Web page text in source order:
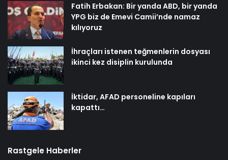
Fatih Erbakan: Bir yanda ABD, bir yanda
YPG biz de Emevi Camii’nde namaz
kılıyoruz
İhraçları istenen teğmenlerin dosyası
ikinci kez disiplin kurulunda
İktidar, AFAD personeline kapıları
kapattı…
Rastgele Haberler